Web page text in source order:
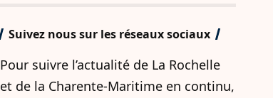
Suivez nous sur les réseaux sociaux
Pour suivre l’actualité de La Rochelle
et de la Charente-Maritime en continu,